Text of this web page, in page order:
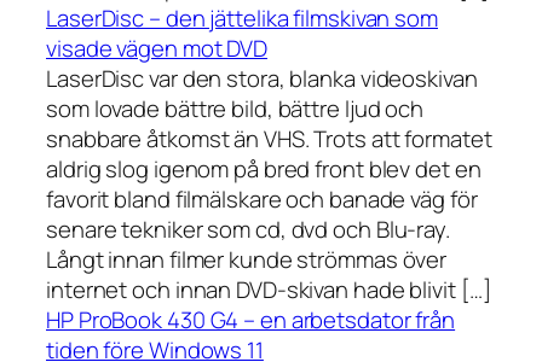
LaserDisc – den jättelika filmskivan som
visade vägen mot DVD
LaserDisc var den stora, blanka videoskivan
som lovade bättre bild, bättre ljud och
snabbare åtkomst än VHS. Trots att formatet
aldrig slog igenom på bred front blev det en
favorit bland filmälskare och banade väg för
senare tekniker som cd, dvd och Blu-ray.
Långt innan filmer kunde strömmas över
internet och innan DVD-skivan hade blivit […]
HP ProBook 430 G4 – en arbetsdator från
tiden före Windows 11